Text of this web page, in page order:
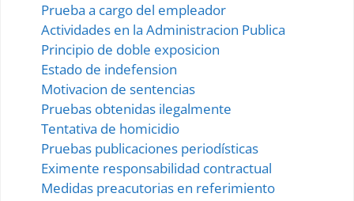
Prueba a cargo del empleador
Actividades en la Administracion Publica
Principio de doble exposicion
Estado de indefension
Motivacion de sentencias
Pruebas obtenidas ilegalmente
Tentativa de homicidio
Pruebas publicaciones periodísticas
Eximente responsabilidad contractual
Medidas preacutorias en referimiento